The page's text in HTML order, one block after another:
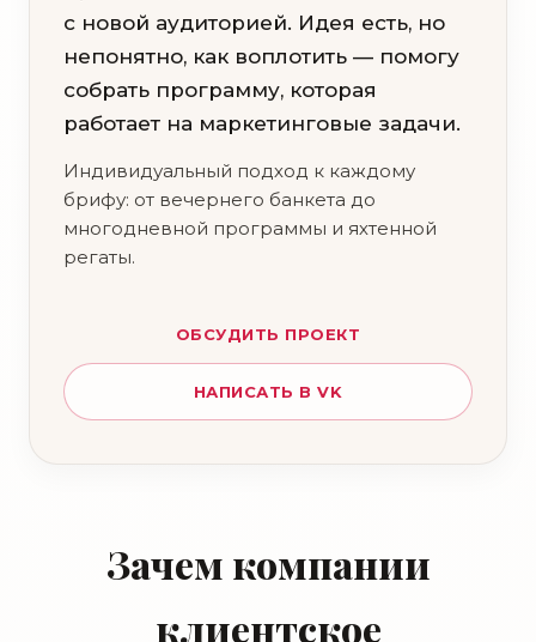
с новой аудиторией. Идея есть, но
непонятно, как воплотить — помогу
собрать программу, которая
работает на маркетинговые задачи.
Индивидуальный подход к каждому
брифу: от вечернего банкета до
многодневной программы и яхтенной
регаты.
ОБСУДИТЬ ПРОЕКТ
НАПИСАТЬ В VK
Зачем компании
клиентское